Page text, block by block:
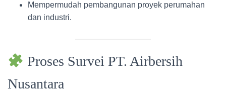
Mempermudah pembangunan proyek perumahan
dan industri.
Proses Survei PT. Airbersih
Nusantara